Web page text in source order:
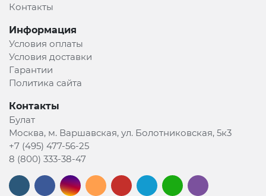
Контакты
Информация
Условия оплаты
Условия доставки
Гарантии
Политика сайта
Контакты
Булат
Москва, м. Варшавская, ул. Болотниковская, 5к3
+7 (495) 477-56-25
8 (800) 333-38-47